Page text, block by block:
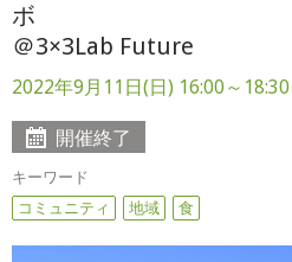
ボ
＠3×3Lab Future
2022年9月11日(日) 16:00～18:30
開催終了
キーワード
コミュニティ
地域 食